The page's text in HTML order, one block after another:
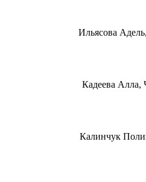
Ильясова
Кадеева Алла,
Калинчук